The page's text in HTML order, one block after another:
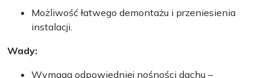
Możliwość łatwego demontażu i przeniesienia
instalacji.
Wady:
Wymaga odpowiedniej nośności dachu –